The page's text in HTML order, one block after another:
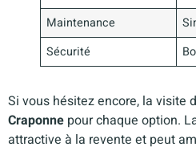
Maintenance
Sécurité
Si vous hésitez encore, la visite
Craponne pour chaque option.
attractive à la revente et peut